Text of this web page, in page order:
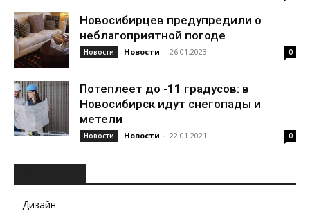
Новосибирцев предупредили о
неблагоприятной погоде
Новости Новости - 26.01.2023 0
Потеплеет до -11 градусов: в
Новосибирск идут снегопады и
метели
Новости Новости - 22.01.2021 0
Дизайн